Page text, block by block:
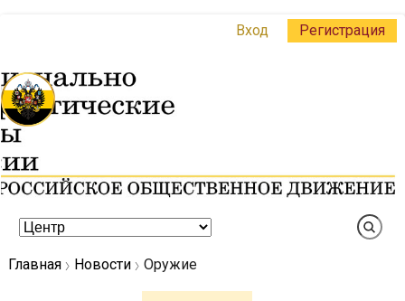
Вход Регистрация
Главная Новости Оружие